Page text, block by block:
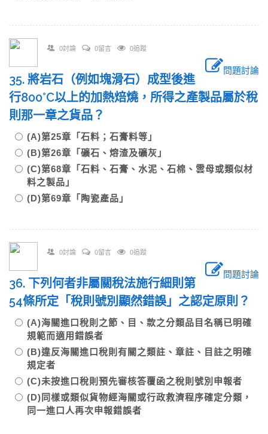
0討論 0留言 0追蹤
問題討論
35. 將岩石（例如塊滑石）成型後進
行800°C以上的加熱焙燒，所得之產製品屬於稅
則那一章之貨品？
(A)第25章「石料；石膏料等」
(B)第26章「礦石、熔渣及礦灰」
(C)第68章「石料、石膏、水泥、石棉、雲母或類似材
料之製品」
(D)第69章「陶瓷產品」
0討論 0留言 0追蹤
問題討論
36. 下列何者非屬關稅法施行細則第
54條所定「稅則號別顯然錯誤」之認定原則？
(A)海關進口稅則之節、目、款之分類品目名稱已明確
規範而適用錯誤者
(B)違反海關進口稅則有關之類註、章註、目註之明確
規定者
(C)未按進口稅則預先審核答覆函之稅則號別申報者
(D)同樣或類似貨物經海關或行政救濟程序確定分類，
同一進口人再次申報錯誤者